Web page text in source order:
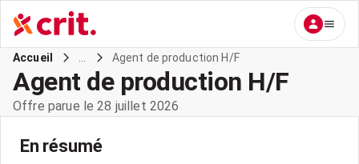
Accueil Agent de production H/F
Agent de production H/F
Offre parue le 28 juillet 2026
En résumé